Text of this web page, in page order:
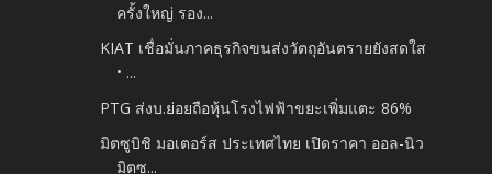
ครั้งใหญ่ รอง...
KIAT เชื่อมั่นภาคธุรกิจขนส่งวัตถุอันตรายยังสดใส
• ...
PTG ส่งบ.ย่อยถือหุ้นโรงไฟฟ้าขยะเพิ่มแตะ 86%
มิตซูบิชิ มอเตอร์ส ประเทศไทย เปิดราคา ออล-นิว
มิตซ...